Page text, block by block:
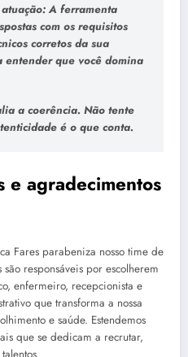
A ferramenta
com os requisitos
corretos da sua
entender que você domina
a coerência. Não tente
é o que conta.
e agradecimentos
Fares parabeniza nosso time de
responsáveis por escolherem
enfermeiro, recepcionista e
que transforma a nossa
e saúde. Estendemos
que se dedicam a recrutar,